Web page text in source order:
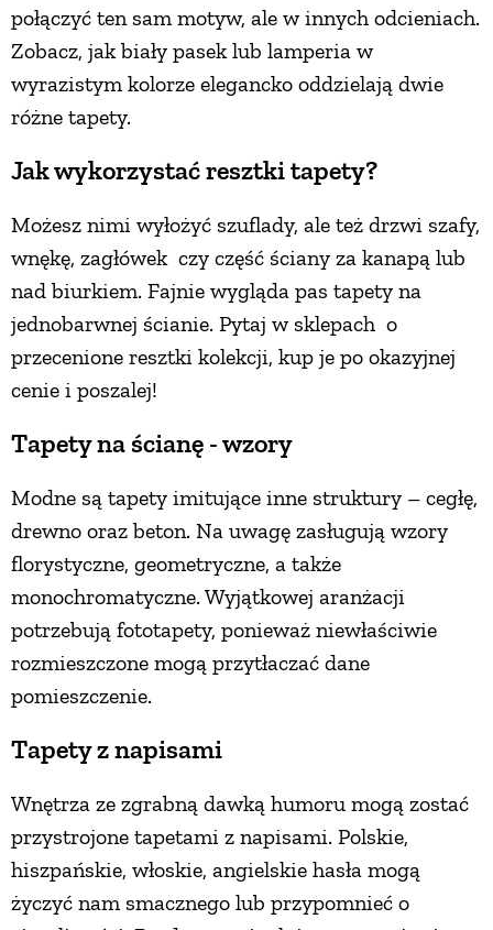
połączyć ten sam motyw, ale w innych odcieniach.
Zobacz, jak biały pasek lub lamperia w
wyrazistym kolorze elegancko oddzielają dwie
różne tapety.
Jak wykorzystać resztki tapety?
Możesz nimi wyłożyć szuflady, ale też drzwi szafy,
wnękę, zagłówek czy część ściany za kanapą lub
nad biurkiem. Fajnie wygląda pas tapety na
jednobarwnej ścianie. Pytaj w sklepach o
przecenione resztki kolekcji, kup je po okazyjnej
cenie i poszalej!
Tapety na ścianę - wzory
Modne są tapety imitujące inne struktury – cegłę,
drewno oraz beton. Na uwagę zasługują wzory
florystyczne, geometryczne, a także
monochromatyczne. Wyjątkowej aranżacji
potrzebują fototapety, ponieważ niewłaściwie
rozmieszczone mogą przytłaczać dane
pomieszczenie.
Tapety z napisami
Wnętrza ze zgrabną dawką humoru mogą zostać
przystrojone tapetami z napisami. Polskie,
hiszpańskie, włoskie, angielskie hasła mogą
życzyć nam smacznego lub przypomnieć o
INNE